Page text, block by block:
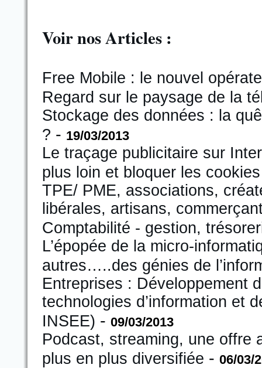
Voir nos Articles :
Free Mobile : le nouvel
Regard sur le paysage de la
Stockage des données : la
? - 19/03/2013
Le traçage publicitaire sur
plus loin et bloquer les
TPE/ PME, associations,
libérales, artisans,
Comptabilité - gestion,
L’épopée de la micro-
autres…..des génies de
Entreprises : Développement
technologies d’information et
INSEE) - 09/03/2013
Podcast, streaming, une offre
plus en plus diversifiée - 06/03/